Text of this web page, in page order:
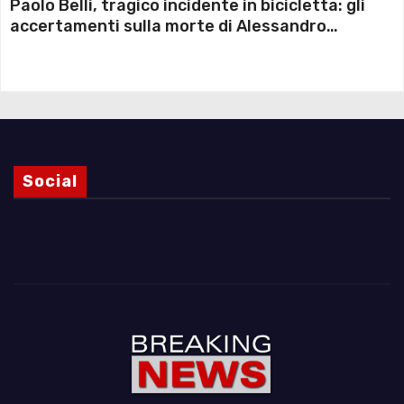
Paolo Belli, tragico incidente in bicicletta: gli
accertamenti sulla morte di Alessandro
Social